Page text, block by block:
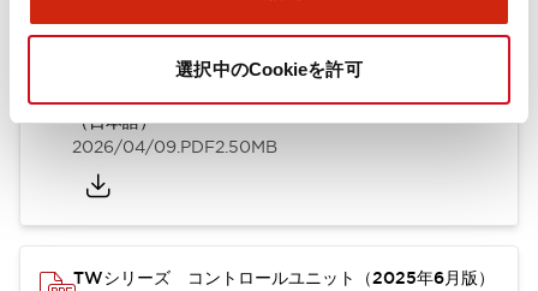
選択中のCookieを許可
（日本語）
2026/04/09.PDF2.50MB
TWシリーズ コントロールユニット（2025年6月版）